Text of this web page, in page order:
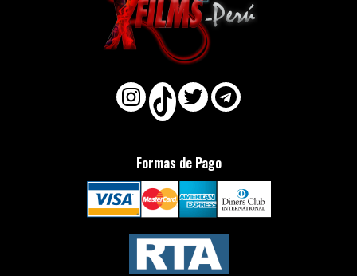
Formas de Pago